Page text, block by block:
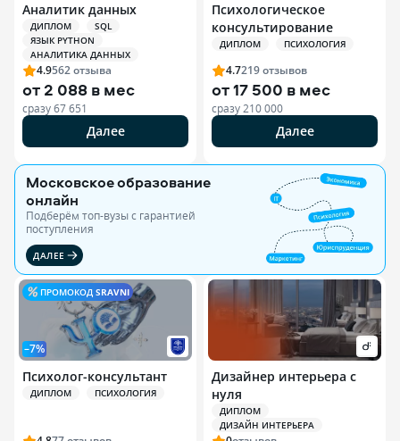
Аналитик данных
ДИПЛОМ
SQL
ЯЗЫК PYTHON
АНАЛИТИКА ДАННЫХ
4.9562отзыва
от2 088 в мес
сразу67 651
Далее
Психологическое
консультирование
ДИПЛОМ ПСИХОЛОГИЯ
4.7219отзывов
от17 500 в мес
сразу 210 000
Далее
Московское образование
онлайн
Подберём топ-вузы c гарантией
поступления
ДАЛЕЕ
ПРОМОКОД SRAVNI
–7%
Психолог-консультант
ДИПЛОМ ПСИХОЛОГИЯ
Дизайнер интерьера с
нуля
ДИПЛОМ
ДИЗАЙН ИНТЕРЬЕРА